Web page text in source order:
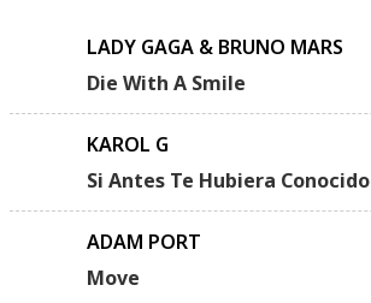
LADY GAGA & BRUNO MARS
Die With A Smile
KAROL G
Si Antes Te Hubiera Conocido
ADAM PORT
Move